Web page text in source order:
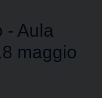
- Aula
maggio